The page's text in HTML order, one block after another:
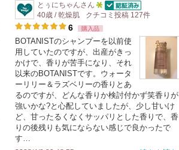
とぅにちゃんさん
5
人
以
上
の
メ
ン
バ
ー
認証済
40歳 / 乾燥肌 クチコミ投稿 127件
6 購入品
BOTANISTのシャンプーを以前使
用していたのですが、出産がきっ
かけで、香りが苦手になり、それ
以来のBOTANISTです。ウォータ
ーリリー＆ラズベリーの香りとあ
るのですが、どんな香りか検討付かず笑香りが
強いかな?と心配していましたが、少し甘いけ
ど、甘ったるくなくサッパリとした香りで、香
りの後残りも気にならない感じで良かったで
す…